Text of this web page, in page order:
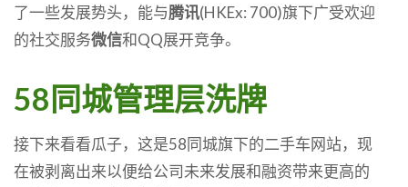
了一些发展势头，能与腾讯(HKEx: 700)旗下广受欢迎
的社交服务微信和QQ展开竞争。
58同城管理层洗牌
接下来看看瓜子，这是58同城旗下的二手车网站，现
在被剥离出来以便给公司未来发展和融资带来更高的